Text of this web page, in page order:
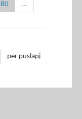
80 ...
per puslapį